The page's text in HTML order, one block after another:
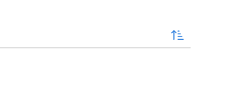
enviar